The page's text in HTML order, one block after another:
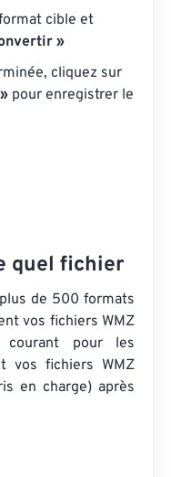
cible et
»
cliquez sur
pour enregistrer le
quel fichier
de 500 formats
vos fichiers WMZ
pour les
vos fichiers WMZ
en charge) après